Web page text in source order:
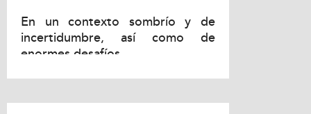
En un contexto sombrío y de
incertidumbre, así como de
enormes desafíos...